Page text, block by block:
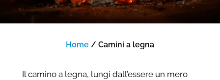
Home/ Camini a legna
Il camino a legna, lungi dall’essere un mero